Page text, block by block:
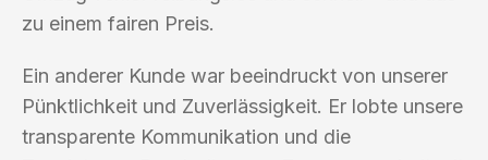
zu einem fairen Preis.
Ein anderer Kunde war beeindruckt von unserer
Pünktlichkeit und Zuverlässigkeit. Er lobte unsere
transparente Kommunikation und die